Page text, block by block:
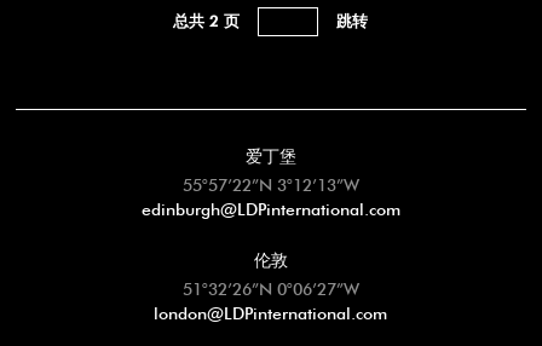
总共 2 页
爱丁堡
55°57’22”N 3°12’13”W
edinburgh@LDPinternational.com
伦敦
51°32’26”N 0°06’27”W
london@LDPinternational.com